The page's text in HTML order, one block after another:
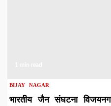
BIJAY NAGAR
भारतीय जैन संघटना